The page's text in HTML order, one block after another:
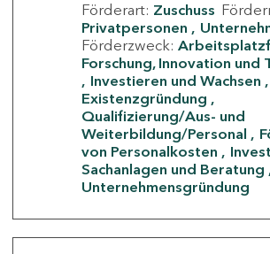
Förderart: Zuschuss
Privatpersonen
Förderzweck:
Forschung, Innovation und
Investieren und Wachsen
Existenzgründung
Qualifizierung/Aus- und
Weiterbildung/Personal
von Personalkosten
Sachanlagen und Beratung
Unternehmensgründung